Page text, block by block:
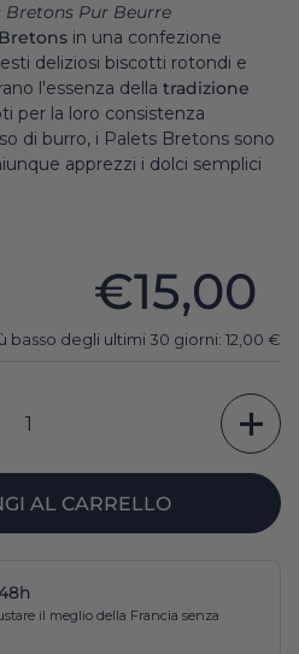
Pur Beurre
in una confezione
deliziosi biscotti rotondi e
l'essenza della tradizione
per la loro consistenza
di burro, i Palets Bretons sono
apprezzi i dolci semplici
€15,00
basso degli ultimi 30 giorni: 12,00 €
AL CARRELLO
il meglio della Francia senza